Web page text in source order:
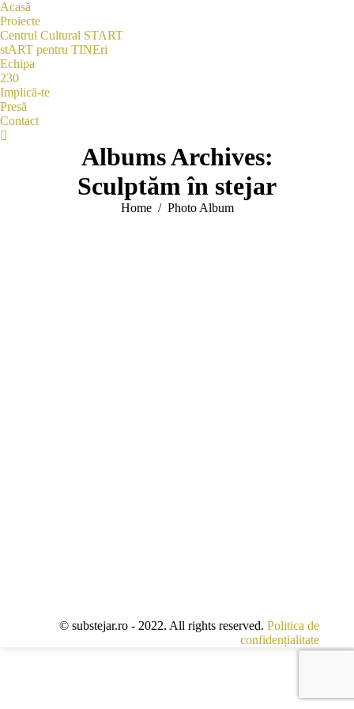
Acasă
Proiecte
Centrul Cultural START
stART pentru TINEri
Echipa
230
Implică-te
Presă
Contact
Search:
Albums Archives:
Sculptăm în stejar
You are here:
Home Photo Album
© substejar.ro - 2022. All rights reserved. Politica de
confidențialitate